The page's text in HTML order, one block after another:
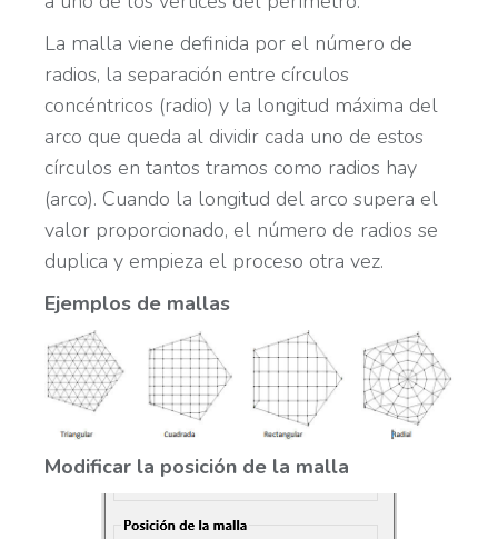
La malla viene definida por el número de
radios, la separación entre círculos
concéntricos (radio) y la longitud máxima del
arco que queda al dividir cada uno de estos
círculos en tantos tramos como radios hay
(arco). Cuando la longitud del arco supera el
valor proporcionado, el número de radios se
duplica y empieza el proceso otra vez.
Ejemplos de mallas
Modificar la posición de la malla